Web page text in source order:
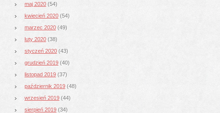
maj 2020 (54)
kwiecień 2020 (54)
marzec 2020 (49)
luty 2020 (38)
styczeń 2020 (43)
grudzień 2019 (40)
listopad 2019 (37)
październik 2019 (48)
wrzesień 2019 (44)
sierpień 2019 (34)